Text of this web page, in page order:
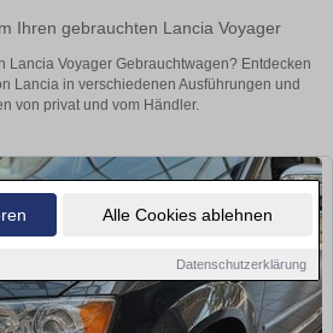
Alle Cookies ablehnen
Datenschutzerklärung
Ihren gebrauchten Lancia Voyager
Lancia Voyager Gebrauchtwagen? Entdecken
Lancia in verschiedenen Ausführungen und
von privat und vom Händler.